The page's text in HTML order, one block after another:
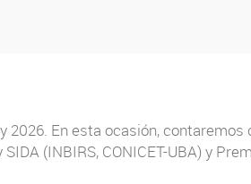
En esta ocasión,
(INBIRS, CONICET-UBA) y